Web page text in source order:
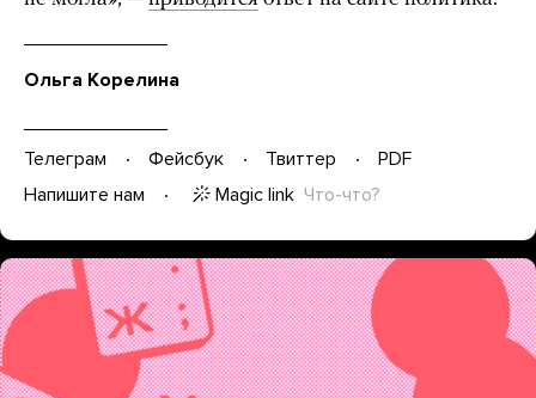
Ольга Корелина
Телеграм Фейсбук Твиттер
PDF
Напишите нам
Magic link Что-что?